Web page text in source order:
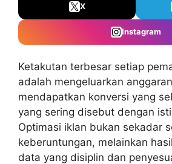
X
Instagram
Ketakutan terbesar setiap
adalah mengeluarkan
mendapatkan konversi yang
yang sering disebut dengan
Optimasi iklan bukan sekadar
keberuntungan, melainkan
data yang disiplin dan